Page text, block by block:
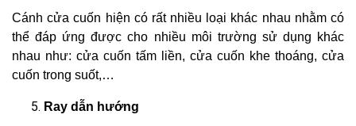
Cánh cửa cuốn hiện có rất nhiều loại khác nhau nhằm có
thể đáp ứng được cho nhiều môi trường sử dụng khác
nhau như: cửa cuốn tấm liền, cửa cuốn khe thoáng, cửa
cuốn trong suốt,…
Ray dẫn hướng